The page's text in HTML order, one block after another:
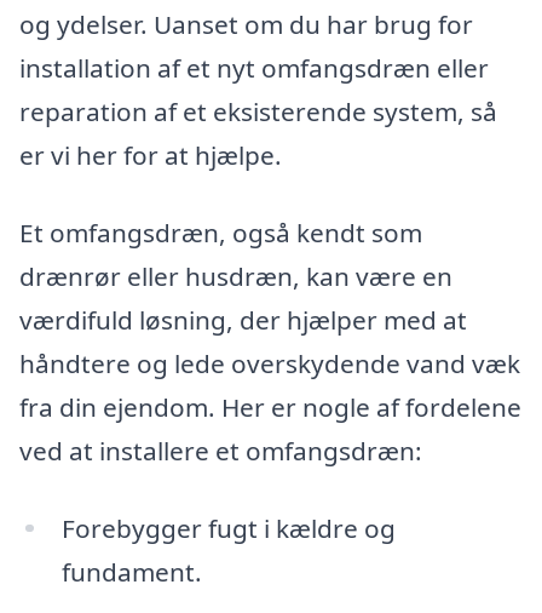
og ydelser. Uanset om du har brug for
installation af et nyt omfangsdræn eller
reparation af et eksisterende system, så
er vi her for at hjælpe.
Et omfangsdræn, også kendt som
drænrør eller husdræn, kan være en
værdifuld løsning, der hjælper med at
håndtere og lede overskydende vand væk
fra din ejendom. Her er nogle af fordelene
ved at installere et omfangsdræn:
Forebygger fugt i kældre og
fundament.